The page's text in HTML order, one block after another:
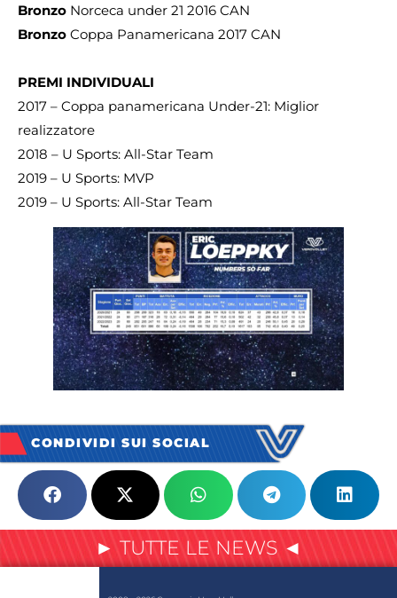
Bronzo Norceca under 21 2016 CAN
Bronzo Coppa Panamericana 2017 CAN
PREMI INDIVIDUALI
2017 – Coppa panamericana Under-21: Miglior
realizzatore
2018 – U Sports: All-Star Team
2019 – U Sports: MVP
2019 – U Sports: All-Star Team
CONDIVIDI SUI SOCIAL
► TUTTE LE NEWS ◄